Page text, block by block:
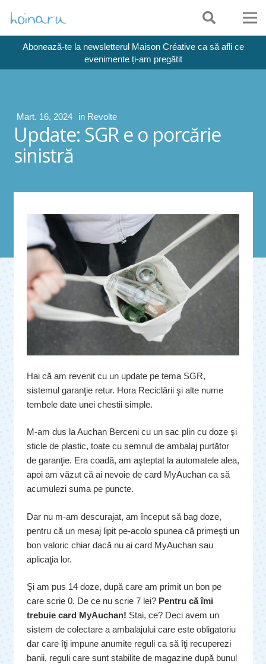
Abonează-te la newsletterul Maison Créative ca să afli ce
evenimente ți-am pregătit
Mart. 16, 2024 in Revolte
Update: SGR e o porcărie
sinistră
Hai că am revenit cu un update pe tema SGR,
sistemul garanţie retur. Hora Reciclării şi alte nume
tembele date unei chestii simple.
M-am dus la Auchan Berceni cu un sac plin cu doze şi
sticle de plastic, toate cu semnul de ambalaj purtător
de garanţie. Era coadă, am aşteptat la automatele alea,
apoi am văzut că ai nevoie de card MyAuchan ca să
acumulezi suma pe puncte.
Dar nu m-am descurajat, am început să bag doze,
pentru că un mesaj lipit pe-acolo spunea că primeşti un
bon valoric chiar dacă nu ai card MyAuchan sau
aplicaţia lor.
Şi am pus 14 doze, după care am primit un bon pe
care scrie 0. De ce nu scrie 7 lei? Pentru că îmi
trebuie card MyAuchan! Stai, ce? Deci avem un
sistem de colectare a ambalajului care este obligatoriu
dar care îţi impune anumite reguli ca să îţi recuperezi
banii, reguli care sunt stabilite de magazine după bunul